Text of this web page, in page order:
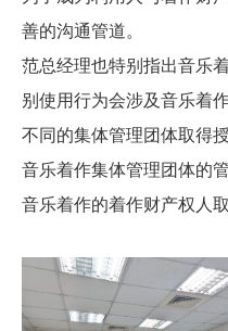
善的沟通管道。
范总经理也特别指出音乐
别使用行为会涉及音乐着
不同的集体管理团体取得
音乐着作集体管理团体的
音乐着作的着作财产权人